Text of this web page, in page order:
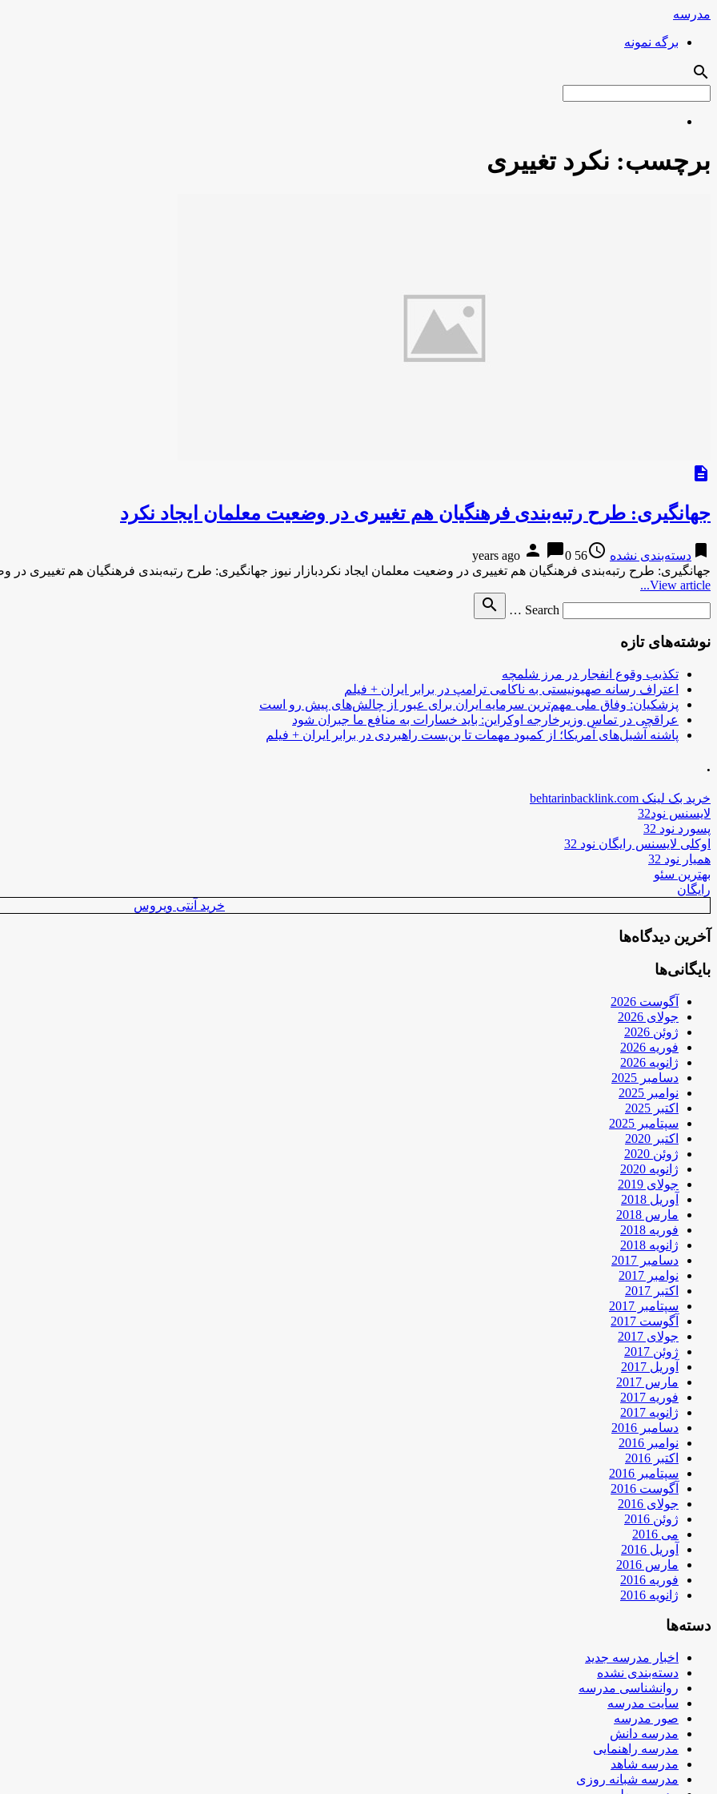
مدرسه
برگه نمونه
search
برچسب: نکرد تغییری
description
جهانگیری: طرح رتبه‌بندی فرهنگیان هم تغییری در وضعیت معلمان ایجاد نکرد
bookmark دسته‌بندی نشده access_time
56 years ago
person chat_bubble0
جهانگیری: طرح رتبه‌بندی فرهنگیان هم تغییری در وضعیت معلمان ایجاد نکردبازار نیوز جهانگیری: طرح رتبه‌بندی فرهنگیان هم تغییری
View article...
Search …
search
نوشته‌های تازه
تکذیب وقوع انفجار در مرز شلمچه
اعتراف رسانه صهیونیستی به ناکامی ترامپ در برابر ایران + فیلم
پزشکیان: وفاق ملی مهم‌ترین سرمایه ایران برای عبور از چالش‌های پیش رو است
عراقچی در تماس وزیرخارجه اوکراین: باید خسارات به منافع ما جبران شود
پاشنه آشیل‌های آمریکا؛ از کمبود مهمات تا بن‌بست راهبردی در برابر ایران + فیلم
.
خرید بک لینک behtarinbacklink.com
لایسنس نود32
پسورد نود 32
اوکلی لایسنس رایگان نود 32
همیار نود 32
بهترین سئو
رایگان
خرید آنتی ویروس
آخرین دیدگاه‌ها
بایگانی‌ها
آگوست 2026
جولای 2026
ژوئن 2026
فوریه 2026
ژانویه 2026
دسامبر 2025
نوامبر 2025
اکتبر 2025
سپتامبر 2025
اکتبر 2020
ژوئن 2020
ژانویه 2020
جولای 2019
آوریل 2018
مارس 2018
فوریه 2018
ژانویه 2018
دسامبر 2017
نوامبر 2017
اکتبر 2017
سپتامبر 2017
آگوست 2017
جولای 2017
ژوئن 2017
آوریل 2017
مارس 2017
فوریه 2017
ژانویه 2017
دسامبر 2016
نوامبر 2016
اکتبر 2016
سپتامبر 2016
آگوست 2016
جولای 2016
ژوئن 2016
می 2016
آوریل 2016
مارس 2016
فوریه 2016
ژانویه 2016
دسته‌ها
اخبار مدرسه جدید
دسته‌بندی نشده
روانشناسی مدرسه
سایت مدرسه
صور مدرسه
مدرسه دانش
مدرسه راهنمایی
مدرسه شاهد
مدرسه شبانه روزی